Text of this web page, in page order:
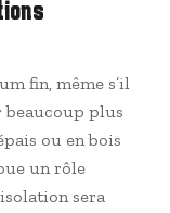
fin, même s’il
beaucoup plus
ou en bois
un rôle
sera